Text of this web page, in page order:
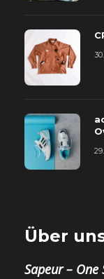
Über
Sapeur – One